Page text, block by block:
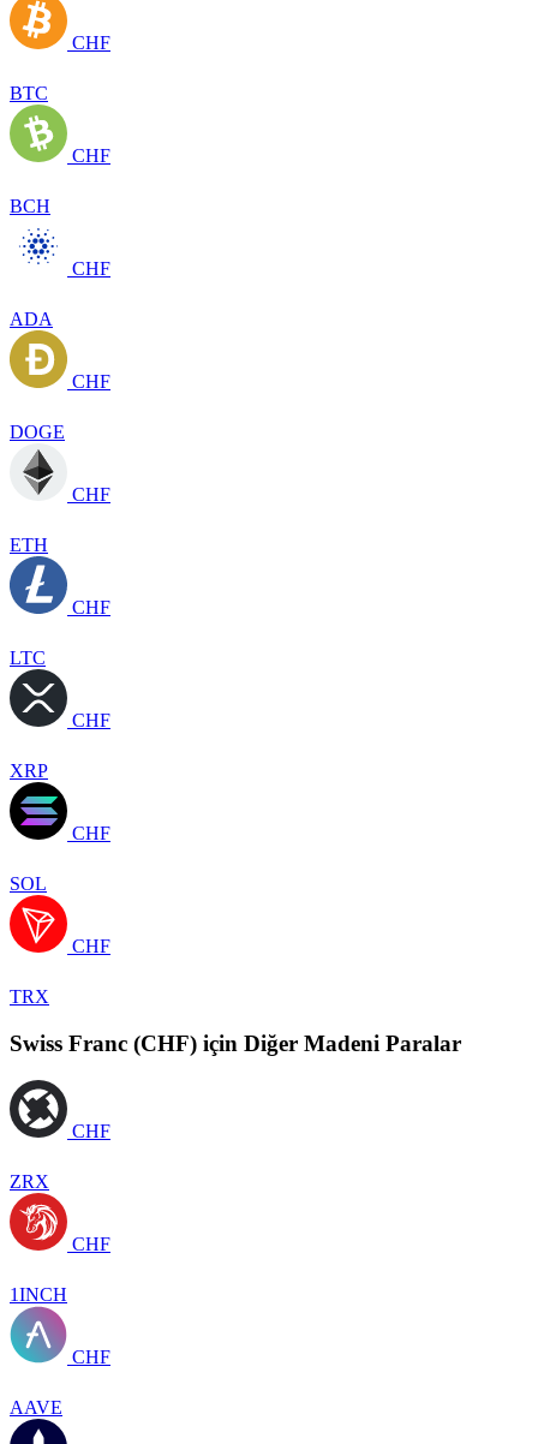
CHF
BTC
CHF
BCH
CHF
ADA
CHF
DOGE
CHF
ETH
CHF
LTC
CHF
XRP
CHF
SOL
CHF
TRX
Swiss Franc (CHF) için Diğer Madeni Paralar
CHF
ZRX
CHF
1INCH
CHF
AAVE